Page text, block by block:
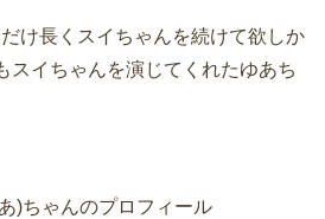
け長くスイちゃんを続けて欲しか
スイちゃんを演じてくれたゆあち
)ちゃんのプロフィール